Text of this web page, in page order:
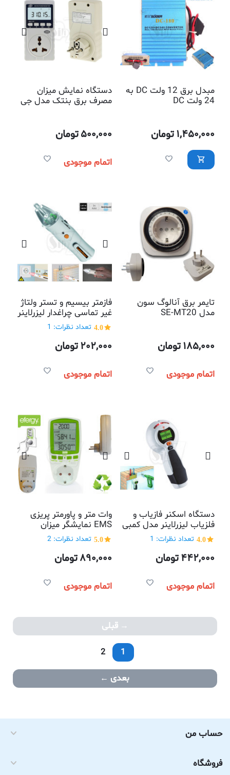
مبدل برق 12 ولت DC به
24 ولت DC
1,450,000تومان
دستگاه نمایش میزان
مصرف برق بنتک مدل جی
500,000تومان
اتمام موجودی
تایمر برق آنالوگ سون
مدل SE-MT20
185,000تومان
اتمام موجودی
فازمتر بیسیم و تستر ولتاژ
غیر تماسی چراغدار لیزرلاینر
آلمان مدل 008آ با قابلیت
تنظیم حساسیت
4.0 تعداد نظرات: 1
202,000تومان
اتمام موجودی
دستگاه اسکنر فازیاب و
فلزیاب لیزرلاینر مدل کمبی
فایندرپلاس 955
4.0 تعداد نظرات: 1
442,000تومان
اتمام موجودی
وات متر و پاورمتر پریزی
EMS نمایشگر میزان
مصرف برق
5.0 تعداد نظرات: 2
890,000تومان
اتمام موجودی
قبلی
1
2
بعدی
حساب من
فروشگاه